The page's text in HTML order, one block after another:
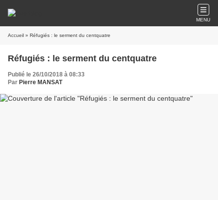
MENU
Accueil » Réfugiés : le serment du centquatre
Réfugiés : le serment du centquatre
Publié le 26/10/2018 à 08:33
Par Pierre MANSAT